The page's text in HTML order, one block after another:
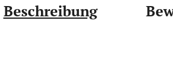
Beschreibung